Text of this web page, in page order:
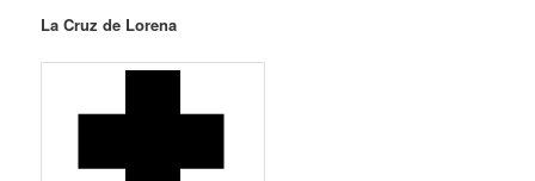
La Cruz de Lorena